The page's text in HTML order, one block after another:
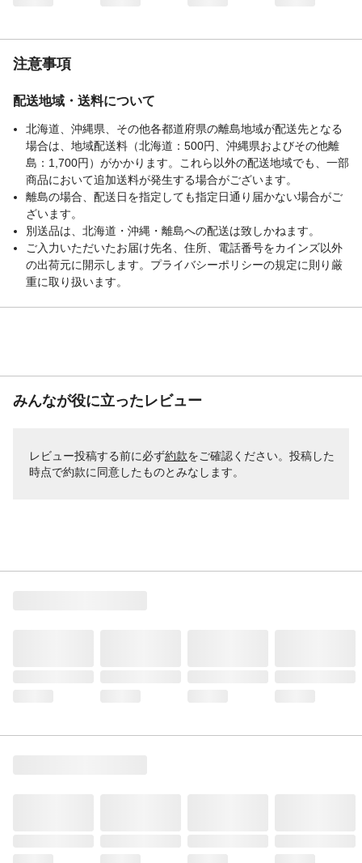
注意事項
配送地域・送料について
北海道、沖縄県、その他各都道府県の離島地域が配送先となる
場合は、地域配送料（北海道：500円、沖縄県およびその他離
島：1,700円）がかかります。これら以外の配送地域でも、一部
商品において追加送料が発生する場合がございます。
離島の場合、配送日を指定しても指定日通り届かない場合がご
ざいます。
別送品は、北海道・沖縄・離島への配送は致しかねます。
ご入力いただいたお届け先名、住所、電話番号をカインズ以外
の出荷元に開示します。プライバシーポリシーの規定に則り厳
重に取り扱います。
みんなが役に立ったレビュー
レビュー投稿する前に必ず約款をご確認ください。投稿した
時点で約款に同意したものとみなします。